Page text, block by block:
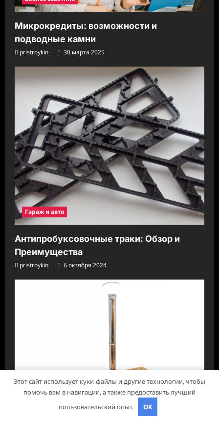
Микрокредиты: возможности и
подводные камни
pristroykin_ 30 марта 2025
Гараж и авто
Антипробуксовочные траки: Обзор и
Преимущества
pristroykin_ 6 октября 2024
Этот сайт использует куки-файлы и другие технологии, чтобы
помочь вам в навигации, а также предоставить лучший
пользовательский опыт.
OK